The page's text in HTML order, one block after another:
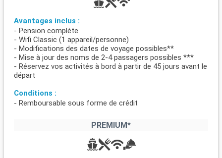
Avantages inclus :
- Pension complète
- Wifi Classic (1 appareil/personne)
- Modifications des dates de voyage possibles**
- Mise à jour des noms de 2-4 passagers possibles ***
- Réservez vos activités à bord à partir de 45 jours avant le
départ
Conditions :
- Remboursable sous forme de crédit
PREMIUM*